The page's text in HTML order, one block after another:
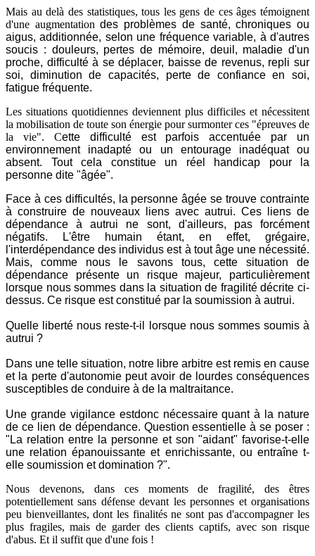
Mais au delà des statistiques, tous les gens de ces âges témoignent
d'une augmentationdes problèmes de santé, chroniques ou
aigus, additionnée, selon une fréquence variable, à d'autres
soucis : douleurs, pertes de mémoire, deuil, maladie d'un
proche, difficulté à se déplacer, baisse de revenus, repli sur
soi, diminution de capacités, perte de confiance en soi,
fatigue fréquente.
Les situations quotidiennes deviennent plus difficiles et nécessitent
la mobilisation de toute son énergie pour surmonter ces "épreuves de
la vie". Cette difficulté est parfois accentuée par un
environnement inadapté ou un entourage inadéquat ou
absent. Tout cela constitue un réel handicap pour la
personne dite "âgée".
Face à ces difficultés, la personne âgée se trouve contrainte
à construire de nouveaux liens avec autrui. Ces liens de
dépendance à autrui ne sont, d'ailleurs, pas forcément
négatifs. L'être humain étant, en effet, grégaire,
l'interdépendance des individus est à tout âge une nécessité.
Mais, comme nous le savons tous, cette situation de
dépendance présente un risque majeur, particulièrement
lorsque nous sommes dans la situation de fragilité décrite ci-
dessus. Ce risque est constitué par la soumission à autrui.
Quelle liberté nous reste-t-il lorsque nous sommes soumis à
autrui ?
Dans une telle situation, notre libre arbitre est remis en cause
et la perte d'autonomie peut avoir de lourdes conséquences
susceptibles de conduire à de la maltraitance.
Une grande vigilance estdonc nécessaire quant à la nature
de ce lien de dépendance. Question essentielle à se poser :
"La relation entre la personne et son "aidant" favorise-t-elle
une relation épanouissante et enrichissante, ou entraîne t-
elle soumission et domination ?".
Nous devenons, dans ces moments de fragilité, des êtres
potentiellement sans défense devant les personnes et organisations
peu bienveillantes, dont les finalités ne sont pas d'accompagner les
plus fragiles, mais de garder des clients captifs, avec son risque
d'abus. Et il suffit que d'une fois !